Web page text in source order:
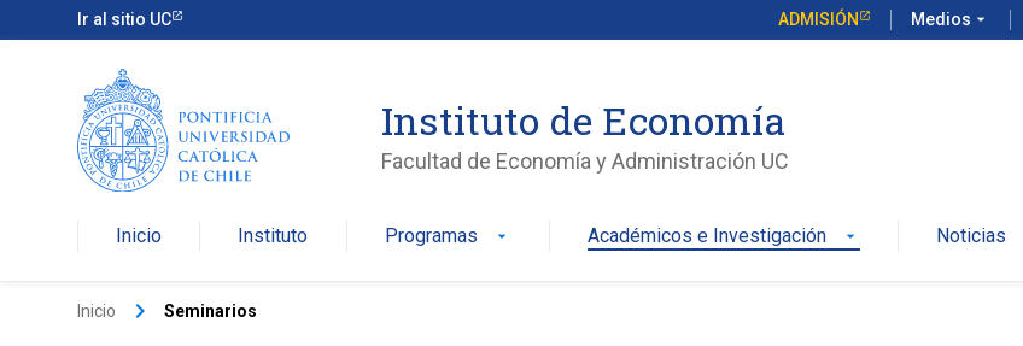
Ir al sitio UC ADMISIÓN Medios arrow_drop_down
Instituto de Economía
Facultad de Economía y Administración UC
Inicio Instituto Programas arrow_drop_down Académicos e Investigación arrow_drop_down Noticias
Inicio keyboard_arrow_right Seminarios